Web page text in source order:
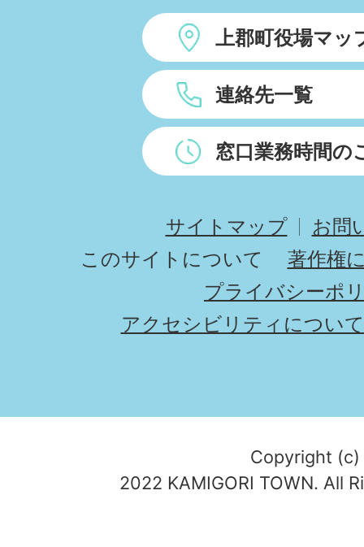
上郡町役場マッ
連絡先一覧
窓口業務時間の
サイトマップ
お問
このサイトについて
著作権
プライバシーポ
アクセシビリティについて
Copyright (c)
2022 KAMIGORI TOWN. All